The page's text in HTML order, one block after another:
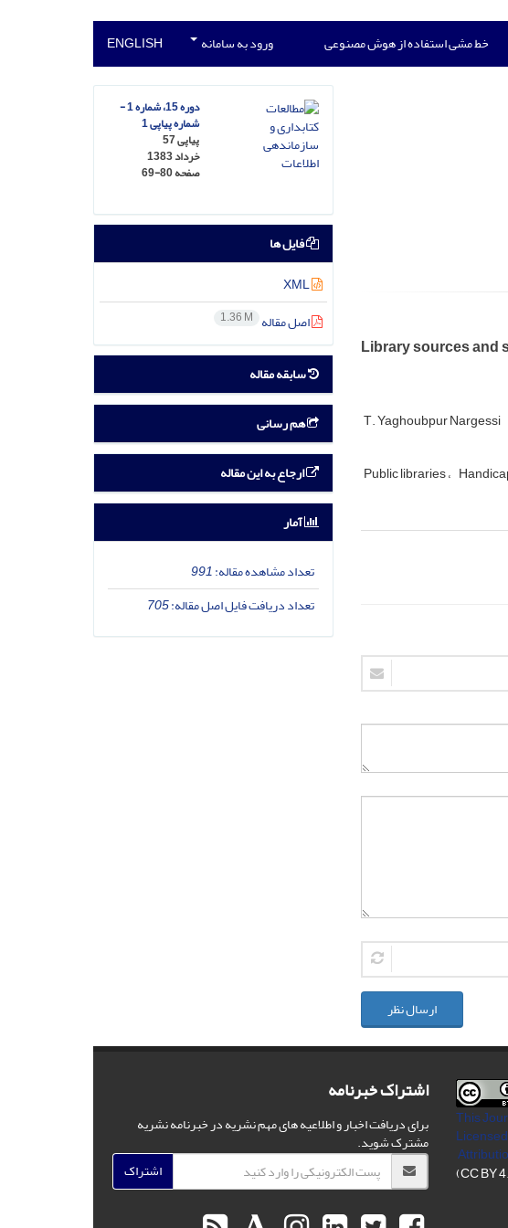
خط مشی استفاده از هوش مصنوعی ورود به سامانه ENGLISH
Library sources and
T. Yaghoubpur Nargessi
Public libraries
ارسال نظر
دوره 15، شماره 1 -
شماره پیاپی 1
پیاپی 57
خرداد 1383
صفحه69-80
فایل ها
XML
اصل مقاله 1.36 M
سابقه مقاله
هم رسانی
ارجاع به این مقاله
آمار
تعداد مشاهده مقاله:991
تعداد دریافت فایل اصل مقاله:705
This
Licensed
اشتراک خبرنامه
برای دریافت اخبار و اطلاعیه های مهم نشریه در خبرنامه نشریه
مشترک شوید.
اشتراک